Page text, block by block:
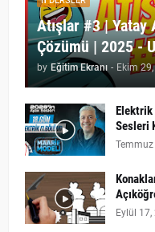
Atışlar #3 | Yatay
Çözümü | 2025 -
by Eğitim Ekranı - Ekim
Elektrik
Sesleri
Eylül 17,